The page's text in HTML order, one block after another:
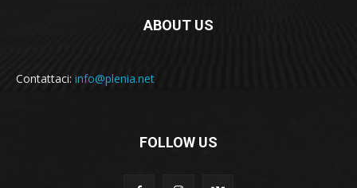
ABOUT US
Contattaci: info@plenia.net
FOLLOW US